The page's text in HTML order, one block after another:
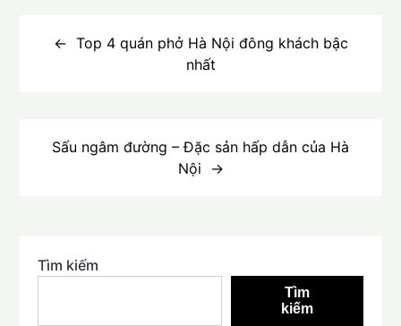
hướngTop 4 quán phở Hà Nội đông khách bậc
nhất
Sấu ngâm đường – Đặc sản hấp dẫn của Hà
Nội
Tìm kiếm
Tìm
kiếm